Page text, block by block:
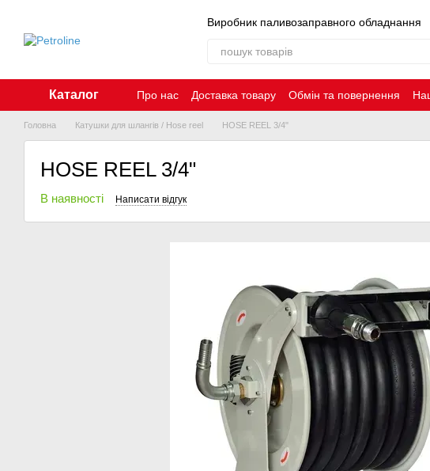
Виробник паливозаправного обладнання
Каталог Про нас Доставка товару Обмін та повернення
Контакти
Головна Катушки для шлангів / Hose reel HOSE REEL 3/4"
HOSE REEL 3/4"
В наявності Написати відгук